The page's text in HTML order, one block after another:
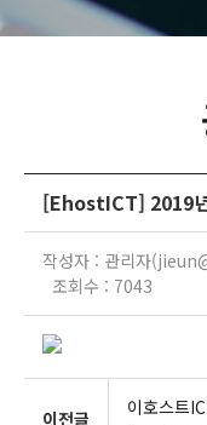
[EhostICT] 2019
작성자 : 관리자
조회수 : 7043
이전글
이호스트